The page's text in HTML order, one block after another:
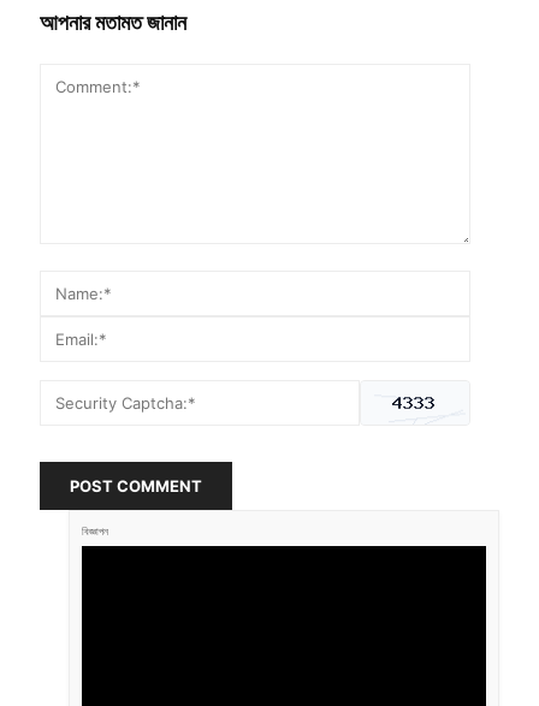
আপনার মতামত জানান
POST COMMENT
বিজ্ঞাপন